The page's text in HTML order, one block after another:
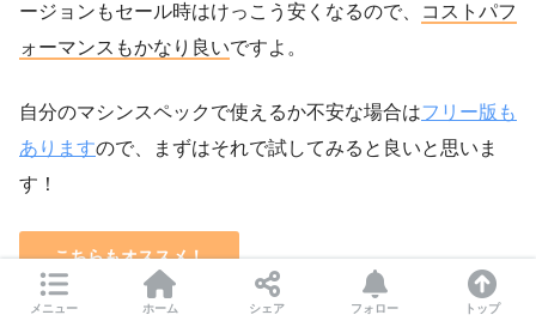
ージョンもセール時はけっこう安くなるので、
コストパフ
ォーマンスもかなり良いですよ。
自分のマシンスペックで使えるか不安な場合はフリー版も
ありますので、まずはそれで試してみると良いと思いま
す！
こちらもオススメ！
メニュー ホーム シェア フォロー トップ